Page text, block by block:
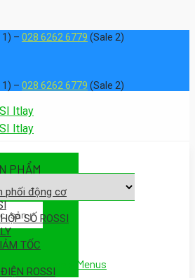
1) – 028 6262 6779 (Sale 2)
1) – 028 6262 6779 (Sale 2)
Options > Menus
PHẨM
phối động cơ
SỐ ROSSI
TỐC
ROSSI